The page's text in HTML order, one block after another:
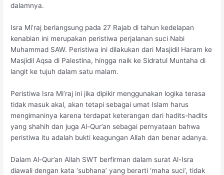
dalamnya.
Isra Mi’raj berlangsung pada 27 Rajab di tahun kedelapan
kenabian ini merupakan peristiwa perjalanan suci Nabi
Muhammad SAW. Peristiwa ini dilakukan dari Masjidil Haram ke
Masjidil Aqsa di Palestina, hingga naik ke Sidratul Muntaha di
langit ke tujuh dalam satu malam.
Peristiwa Isra Mi’raj ini jika dipikir menggunakan logika terasa
tidak masuk akal, akan tetapi sebagai umat Islam harus
mengimaninya karena terdapat keterangan dari hadits-hadits
yang shahih dan juga Al-Qur’an sebagai pernyataan bahwa
peristiwa itu adalah bukti keagungan Allah dan benar adanya.
Dalam Al-Qur’an Allah SWT berfirman dalam surat Al-Isra
diawali dengan kata ‘subhana’ yang berarti ‘maha suci’, tidak